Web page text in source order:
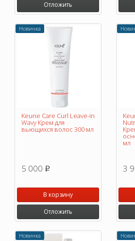
Отложить
Новинка
Keune Care Curl Leave-in
Wavy Крем для
вьющихся волос 300 мл
5 000 p
В корзину
Отложить
мл
3
Новинка